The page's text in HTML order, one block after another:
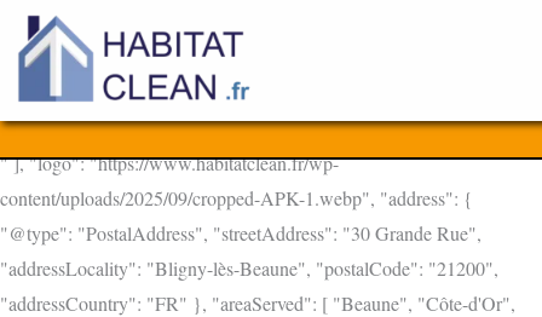
" ], "logo": "https://www.habitatclean.fr/wp-
content/uploads/2025/09/cropped-APK-1.webp", "address": {
"@type": "PostalAddress", "streetAddress": "30 Grande Rue",
"addressLocality": "Bligny-lès-Beaune", "postalCode": "21200",
"addressCountry": "FR" }, "areaServed": [ "Beaune", "Côte-d'Or",